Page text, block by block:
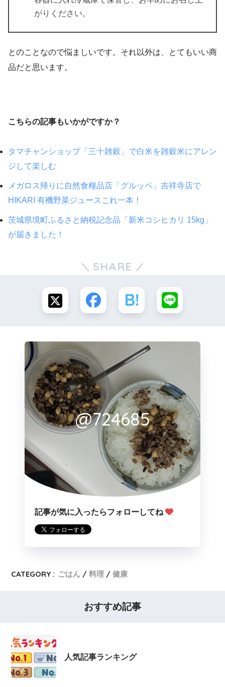
がりください。
とのことなので悩ましいです。それ以外は、とてもいい商
品だと思います。
こちらの記事もいかがですか？
タマチャンショップ「三十雑穀」で白米を雑穀米にアレン
ジして楽しむ
メガロス帰りに自然食糧品店「グルッペ」吉祥寺店で
HIKARI 有機野菜ジュースこれ一本！
茨城県境町ふるさと納税記念品「新米コシヒカリ 15kg」
が届きました！
SHARE
@724685
記事が気に入ったらフォローしてね
CATEGORY : ごはん 料理 健康
おすすめ記事
人気記事ランキング